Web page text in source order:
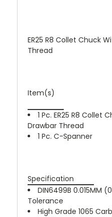
ER25 R8 Collet Chuck
Thread
Item(s)
1 Pc. ER25 R8 Collet
Drawbar Thread
1 Pc. C-Spanner
Specification
DIN6499B 0.015MM
Tolerance
High Grade 1065